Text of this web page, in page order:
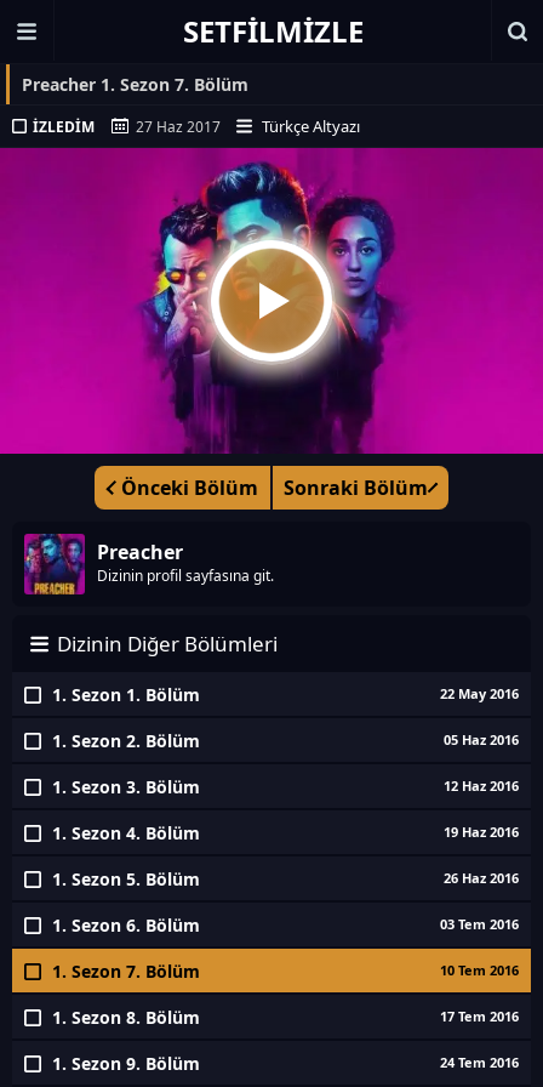
SETFILMIZLE
Preacher 1. Sezon 7. Bölüm
İZLEDIM 27 Haz 2017 Türkçe Altyazı
Önceki Bölüm Sonraki Bölüm
Preacher
Dizinin profil sayfasına git.
Dizinin Diğer Bölümleri
1. Sezon 1. Bölüm 22 May 2016
1. Sezon 2. Bölüm 05 Haz 2016
1. Sezon 3. Bölüm 12 Haz 2016
1. Sezon 4. Bölüm 19 Haz 2016
1. Sezon 5. Bölüm 26 Haz 2016
1. Sezon 6. Bölüm 03 Tem 2016
1. Sezon 7. Bölüm 10 Tem 2016
1. Sezon 8. Bölüm 17 Tem 2016
1. Sezon 9. Bölüm 24 Tem 2016